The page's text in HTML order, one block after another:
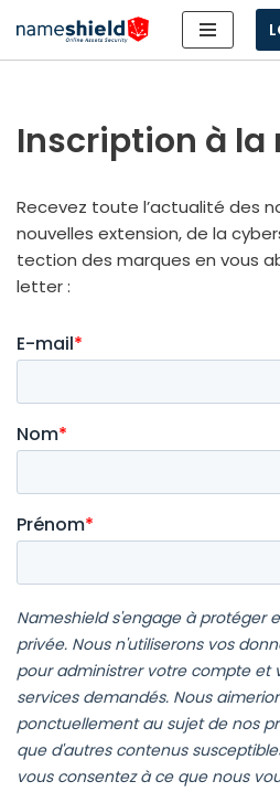
Aller
Inscription à la
Recevez toute l’ac­tua­li­té des
nou­velles exten­sion, de la
tec­tion des marques en vous
let­ter :